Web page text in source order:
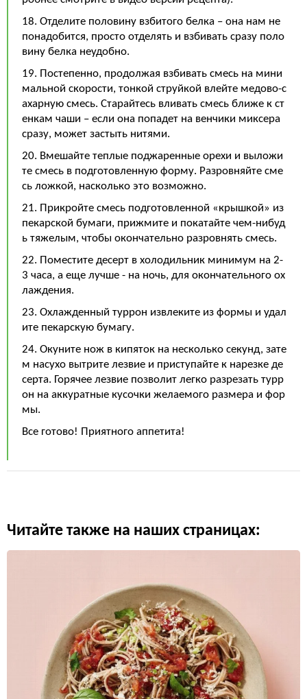
18. Отделите половину взбитого белка – она нам не
понадобится, просто отделять и взбивать сразу поло
вину белка неудобно.
19. Постепенно, продолжая взбивать смесь на мини
мальной скорости, тонкой струйкой влейте медово-с
ахарную смесь. Старайтесь вливать смесь ближе к ст
енкам чаши – если она попадет на венчики миксера
сразу, может застыть нитями.
20. Вмешайте теплые поджаренные орехи и выложи
те смесь в подготовленную форму. Разровняйте сме
сь ложкой, насколько это возможно.
21. Прикройте смесь подготовленной «крышкой» из
пекарской бумаги, прижмите и покатайте чем-нибуд
ь тяжелым, чтобы окончательно разровнять смесь.
22. Поместите десерт в холодильник минимум на 2-
3 часа, а еще лучше - на ночь, для окончательного ох
лаждения.
23. Охлажденный туррон извлеките из формы и удал
ите пекарскую бумагу.
24. Окуните нож в кипяток на несколько секунд, зате
м насухо вытрите лезвие и приступайте к нарезке де
серта. Горячее лезвие позволит легко разрезать турр
он на аккуратные кусочки желаемого размера и фор
мы.
Все готово! Приятного аппетита!
Читайте также на наших страницах: